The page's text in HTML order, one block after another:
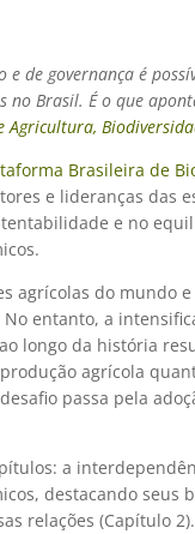
e de governança é
no Brasil. Éo que
Brasileira de
e lideranças das
e no
agrícolas do mundo
entanto, a
longo da história
agrícola
passa pela
a
destacando seus
relações (Capítulo